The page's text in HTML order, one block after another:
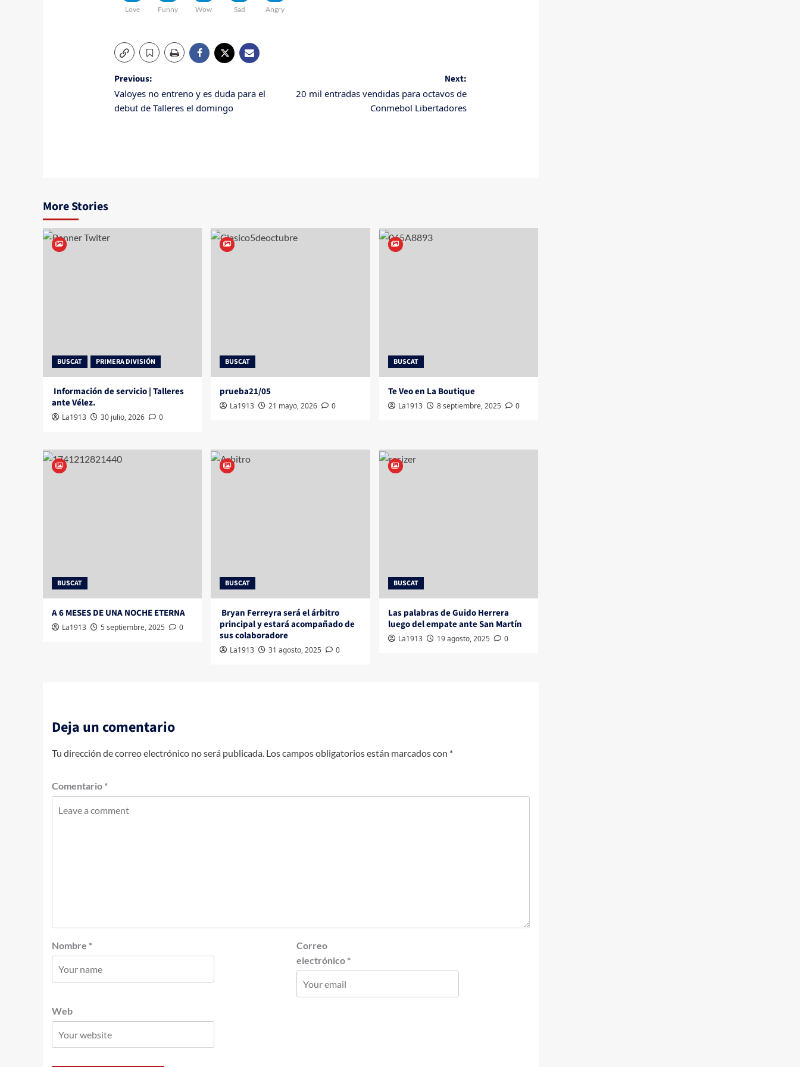
Love
Funny
Wow
Sad
Angry
Post
navigation
Previous:
Valoyes no entreno y es duda para el
debut de Talleres el domingo
Next:
20 mil entradas vendidas para octavos de
Conmebol Libertadores
More Stories
BUSCAT PRIMERA DIVISIÓN
Información de servicio | Talleres
ante Vélez.
La1913 30 julio, 2026 0
BUSCAT
prueba21/05
La1913 21 mayo, 2026 0
BUSCAT
Te Veo en La Boutique
La1913 8 septiembre, 2025 0
BUSCAT
A 6 MESES DE UNA NOCHE ETERNA
La1913 5 septiembre, 2025 0
BUSCAT
Bryan Ferreyra será el árbitro
principal y estará acompañado de
sus colaboradore
La1913 31 agosto, 2025 0
BUSCAT
Las palabras de Guido Herrera
luego del empate ante San Martín
La1913 19 agosto, 2025 0
Deja un comentario
Tu dirección de correo electrónico no será publicada. Los campos obligatorios están marcados con *
Comentario *
Nombre *
Correo
electrónico *
Web